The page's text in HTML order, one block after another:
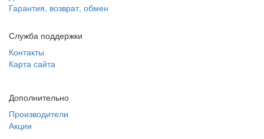
Гарантия, возврат, обмен
Служба поддержки
Контакты
Карта сайта
Дополнительно
Производители
Акции